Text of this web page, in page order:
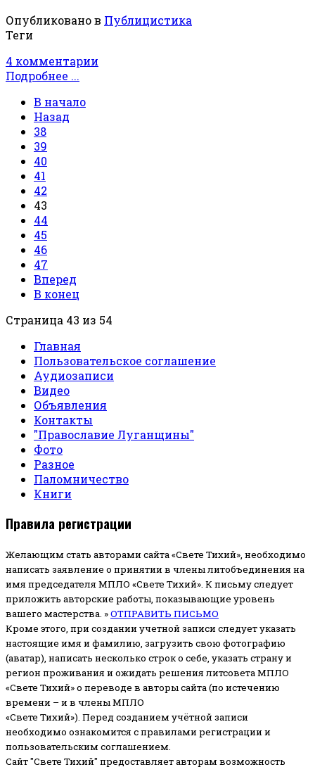
Опубликовано в Публицистика
Теги
4 комментарии
Подробнее ...
В начало
Назад
38
39
40
41
42
43
44
45
46
47
Вперед
В конец
Страница 43 из 54
Главная
Пользовательское соглашение
Аудиозаписи
Видео
Объявления
Контакты
"Православие Луганщины"
Фото
Разное
Паломничество
Книги
Правила регистрации
Желающим стать авторами сайта «Свете Тихий», необходимо
написать заявление о принятии в члены литобъединения на
имя председателя МПЛО «Свете Тихий». К письму следует
приложить авторские работы, показывающие уровень
вашего мастерства. »ОТПРАВИТЬ ПИСЬМО
Кроме этого, при создании учетной записи следует указать
настоящие имя и фамилию, загрузить свою фотографию
(аватар), написать несколько строк о себе, указать страну и
регион проживания и ожидать решения литсовета МПЛО
«Свете Тихий» о переводе в авторы сайта (по истечению
времени – и в члены МПЛО
«Свете Тихий»). Перед созданием учётной записи
необходимо ознакомится с правилами регистрации и
пользовательским соглашением.
Сайт "Свете Тихий" предоставляет авторам возможность